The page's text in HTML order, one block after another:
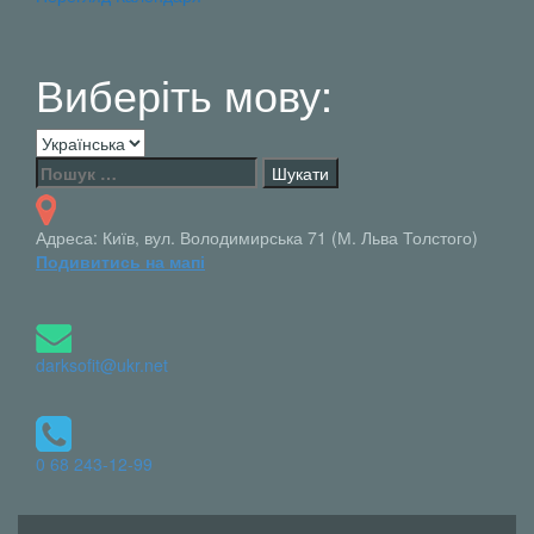
Виберіть мову:
Виберіть
мову:
Пошук:
Адреса: Київ, вул. Володимирська 71 (М. Льва Толстого)
Подивитись на мапі
darksofit@ukr.net
0 68 243-12-99